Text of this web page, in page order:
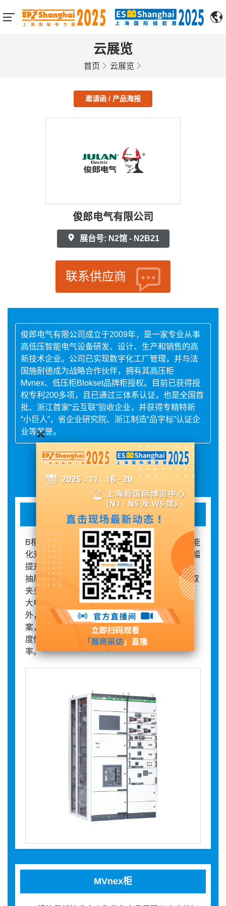
云展览
首页 云展览
邀请函 / 产品海报
俊郎电气有限公司
展台号: N2馆 - N2B21
联系供应商
俊郎电气有限公司成立于2009年，是一家专业从事
高低压智能电气设备研发、设计、生产和销售的高
新技术企业。公司已实现数字化工厂管理，并与法
国施耐德成为战略合作伙伴，拥有其高压柜
Mvnex、低压柜Blokset品牌柜授权。目前已获得授
权专利200多项，且已通过三体系认证，也是全国首
批、浙江首家“云互联”验收企业，并获得专精特新
“小巨人”，省企业研究院、浙江制造“品字标”认证企
业等荣誉。
展品详情
BlokSeT柜
B柜的最新技术方案展现了卓越的性能优化与智能
化升级。新款B柜采用增强尼龙母线夹设计，大幅
提升了强度与耐用性，同时减少了材料使用。其
抽屉结构经过优化，采用OKKEN柜抽屉结构，双
夹头触头设计，插拔力小且触头磨损少，即使是
大电流抽屉也无需摇进机构，操作更为便捷。此
外，B柜还搭载了EcoStruxure智能配电解决方
案，实现出厂即互联，通过数字化模块如无线温
度传感器等，实时监测设备状态，提升运维效
率。
MVnex柜